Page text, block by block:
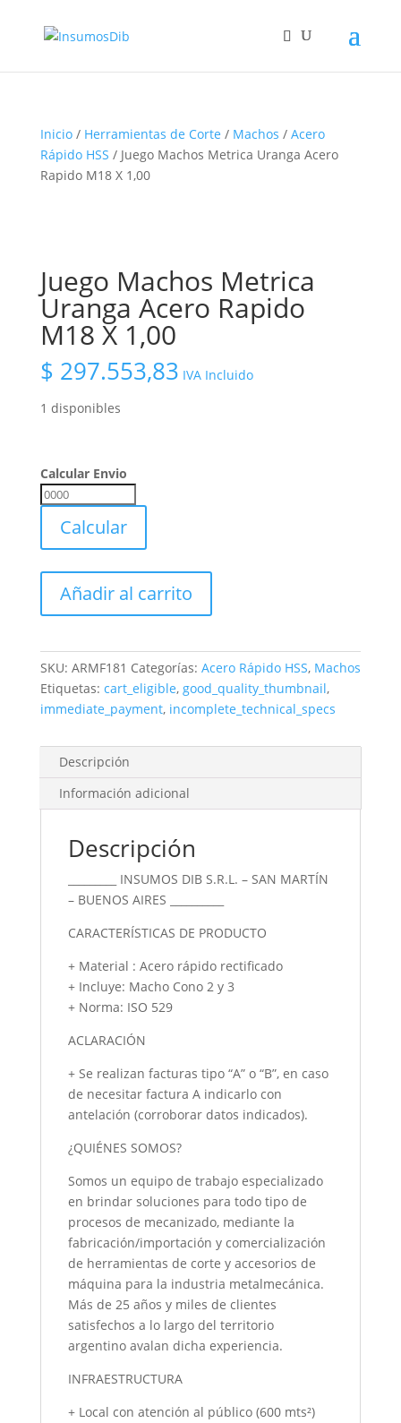
Inicio/ Herramientas de Corte / Machos / Acero
Rápido HSS / Juego Machos Metrica Uranga Acero
Rapido M18 X 1,00
Juego Machos Metrica
Uranga Acero Rapido
M18 X 1,00
$ 297.553,83 IVA Incluido
1 disponibles
Calcular Envio
Calcular
Envio
Calcular
Machos
Metrica
Acero
Rapido
M18
1,00
cantidad
Añadir al carrito
SKU: ARMF181 Categorías: Acero Rápido HSS, Machos
Etiquetas: cart_eligible, good_quality_thumbnail,
immediate_payment, incomplete_technical_specs
Descripción
Información adicional
Descripción
_________ INSUMOS DIB S.R.L. – SAN MARTÍN
– BUENOS AIRES __________
CARACTERÍSTICAS DE PRODUCTO
+ Material : Acero rápido rectificado
+ Incluye: Macho Cono 2 y 3
+ Norma: ISO 529
ACLARACIÓN
+ Se realizan facturas tipo “A” o “B”, en caso
de necesitar factura A indicarlo con
antelación (corroborar datos indicados).
¿QUIÉNES SOMOS?
Somos un equipo de trabajo especializado
en brindar soluciones para todo tipo de
procesos de mecanizado, mediante la
fabricación/importación y comercialización
de herramientas de corte y accesorios de
máquina para la industria metalmecánica.
Más de 25 años y miles de clientes
satisfechos a lo largo del territorio
argentino avalan dicha experiencia.
INFRAESTRUCTURA
+ Local con atención al público (600 mts²)